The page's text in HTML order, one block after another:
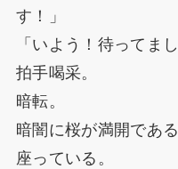
す！」
「いよう！待ってま
拍手喝采。
暗転。
暗闇に桜が満開であ
座っている。